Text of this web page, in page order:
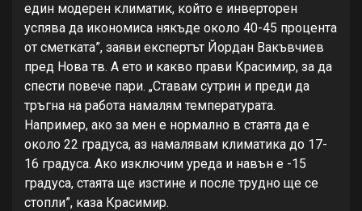
един модерен климатик, който е инверторен
успява да икономиса някъде около 40-45 процента
от сметката”, заяви експертът Йордан Вакъвчиев
пред Нова тв. А ето и какво прави Красимир, за да
спести повече пари. „Ставам сутрин и преди да
тръгна на работа намалям температурата.
Например, ако за мен е нормално в стаята да е
около 22 градуса, аз намалявам климатика до 17-
16 градуса. Ако изключим уреда и навън е -15
градуса, стаята ще изстине и после трудно ще се
стопли”, каза Красимир.